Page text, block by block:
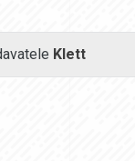
Klett